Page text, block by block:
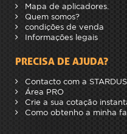
Mapa de aplicadores.
Quem somos?
condições de venda
Informações legais
PRECISA DE AJUDA?
Contacto com a
Área PRO
Crie a sua cotação
Como obtenho a minha